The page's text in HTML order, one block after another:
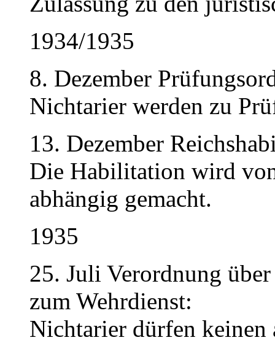
1934/1935
8. Dezember
Nichtarier werden zu
13. Dezember
Die Habilitation wird
abhängig gemacht.
1935
25. Juli Verordnung
zum Wehrdienst:
Nichtarier dürfen keinen